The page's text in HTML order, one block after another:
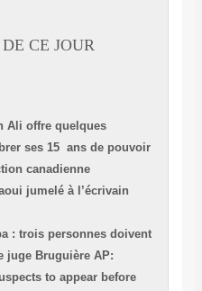
DE CE JOUR:
Ben Ali offre quelques
célébrer ses 15 ans de
Section canadienne
Yahyaoui jumelé à l’écrivain
de Djerba : trois personnes
par le juge Bruguière
attack suspects to appear before